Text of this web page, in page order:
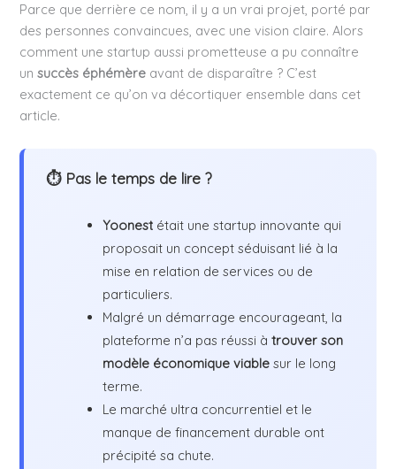
Parce que derrière ce nom, il y a un vrai projet, porté par
des personnes convaincues, avec une vision claire. Alors
comment une startup aussi prometteuse a pu connaître
unsuccès éphémère avant de disparaître ? C’est
exactement ce qu’on va décortiquer ensemble dans cet
article.
⏱ Pas le temps de lire ?
Yoonest était une startup innovante qui
proposait un concept séduisant lié à la
mise en relation de services ou de
particuliers.
Malgré un démarrage encourageant, la
plateforme n’a pas réussi àtrouver son
modèle économique viable sur le long
terme.
Le marché ultra concurrentiel et le
manque de financement durable ont
précipité sa chute.